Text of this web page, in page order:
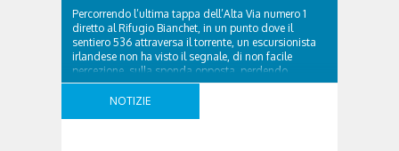
Percorrendo l’ultima tappa dell’Alta Via numero 1
diretto al Rifugio Bianchet, in un punto dove il
sentiero 536 attraversa il torrente, un escursionista
irlandese non ha visto il segnale, di non facile
percezione, sulla sponda opposta, perdendo
l’orientamento e proseguendo finché non è sceso il
buio ed è stato costretto a fermarsi. Attorno a
NOTIZIE